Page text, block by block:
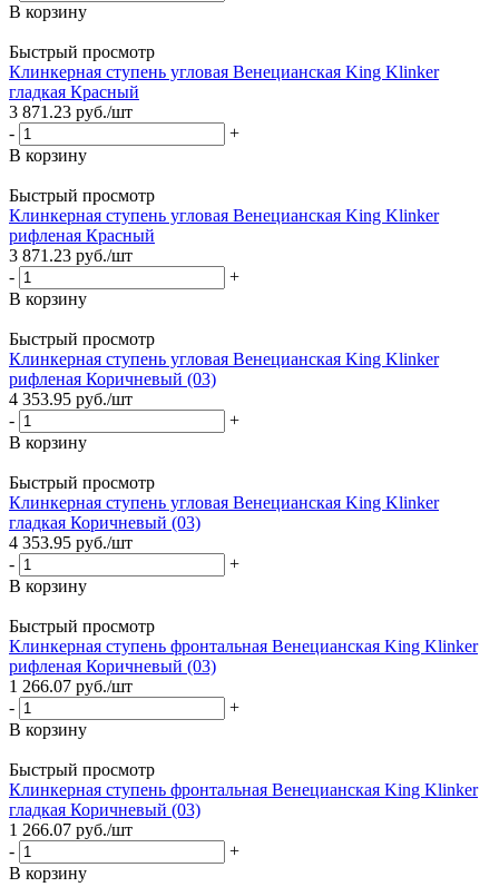
В корзину
Быстрый просмотр
Клинкерная ступень угловая Венецианская King Klinker
гладкая Красный
3 871.23 руб./шт
-
+
В корзину
Быстрый просмотр
Клинкерная ступень угловая Венецианская King Klinker
рифленая Красный
3 871.23 руб./шт
-
+
В корзину
Быстрый просмотр
Клинкерная ступень угловая Венецианская King Klinker
рифленая Коричневый (03)
4 353.95 руб./шт
-
+
В корзину
Быстрый просмотр
Клинкерная ступень угловая Венецианская King Klinker
гладкая Коричневый (03)
4 353.95 руб./шт
-
+
В корзину
Быстрый просмотр
Клинкерная ступень фронтальная Венецианская King Klinker
рифленая Коричневый (03)
1 266.07 руб./шт
-
+
В корзину
Быстрый просмотр
Клинкерная ступень фронтальная Венецианская King Klinker
гладкая Коричневый (03)
1 266.07 руб./шт
-
+
В корзину